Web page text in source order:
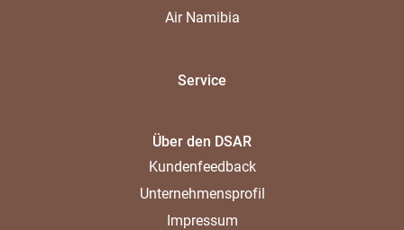
Air Namibia
Service
Über den DSAR
Kundenfeedback
Unternehmensprofil
Impressum